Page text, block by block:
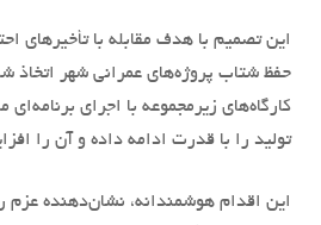
این تصمیم با هدف مقابله با تأخیرهای
حفظ شتاب پروژه‌های عمرانی شهر اتخاذ
کارگاه‌های زیرمجموعه با اجرای
تولید را با قدرت ادامه داده و آن را
این اقدام هوشمندانه، نشان‌دهنده